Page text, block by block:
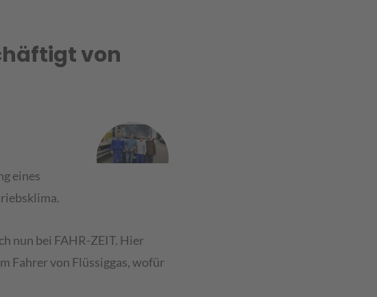
von
eines
nun bei FAHR-ZEIT. Hier
Fahrer von Flüssiggas, wofür